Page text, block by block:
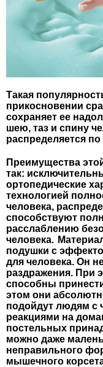
Такая
прикосновении
сохраняет ее
шею, таз и спину
распределяется по
Преимущества
так:
ортопедические
технологией
человека,
способствуют
расслаблению
человека.
подушки с
для человека. Он
раздражения. При
способны
этом они
подойдут людям с
реакциями на
постельных
можно даже
неправильного
мышечного